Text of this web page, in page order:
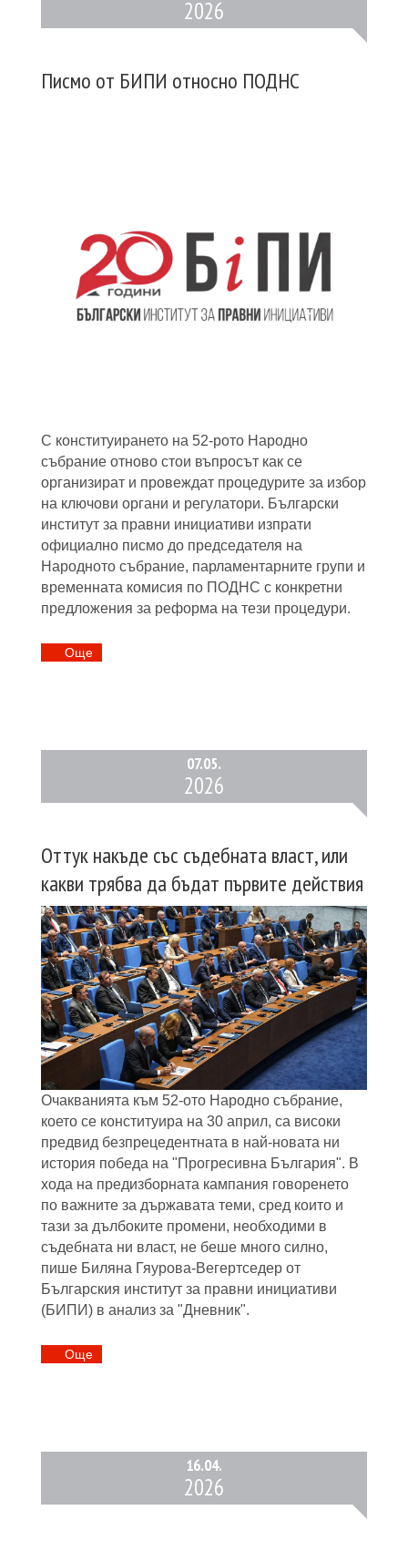
2026
Писмо от БИПИ относно ПОДНС
С конституирането на 52-рото Народно
събрание отново стои въпросът как се
организират и провеждат процедурите за избор
на ключови органи и регулатори. Български
институт за правни инициативи изпрати
официално писмо до председателя на
Народното събрание, парламентарните групи и
временната комисия по ПОДНС с конкретни
предложения за реформа на тези процедури.
Oще
07.05.
2026
Оттук накъде със съдебната власт, или
какви трябва да бъдат първите действия
Очакванията към 52-ото Народно събрание,
което се конституира на 30 април, са високи
предвид безпрецедентната в най-новата ни
история победа на "Прогресивна България". В
хода на предизборната кампания говоренето
по важните за държавата теми, сред които и
тази за дълбоките промени, необходими в
съдебната ни власт, не беше много силно,
пише Биляна Гяурова-Вегертседер от
Българския институт за правни инициативи
(БИПИ) в анализ за "Дневник".
Oще
16.04.
2026